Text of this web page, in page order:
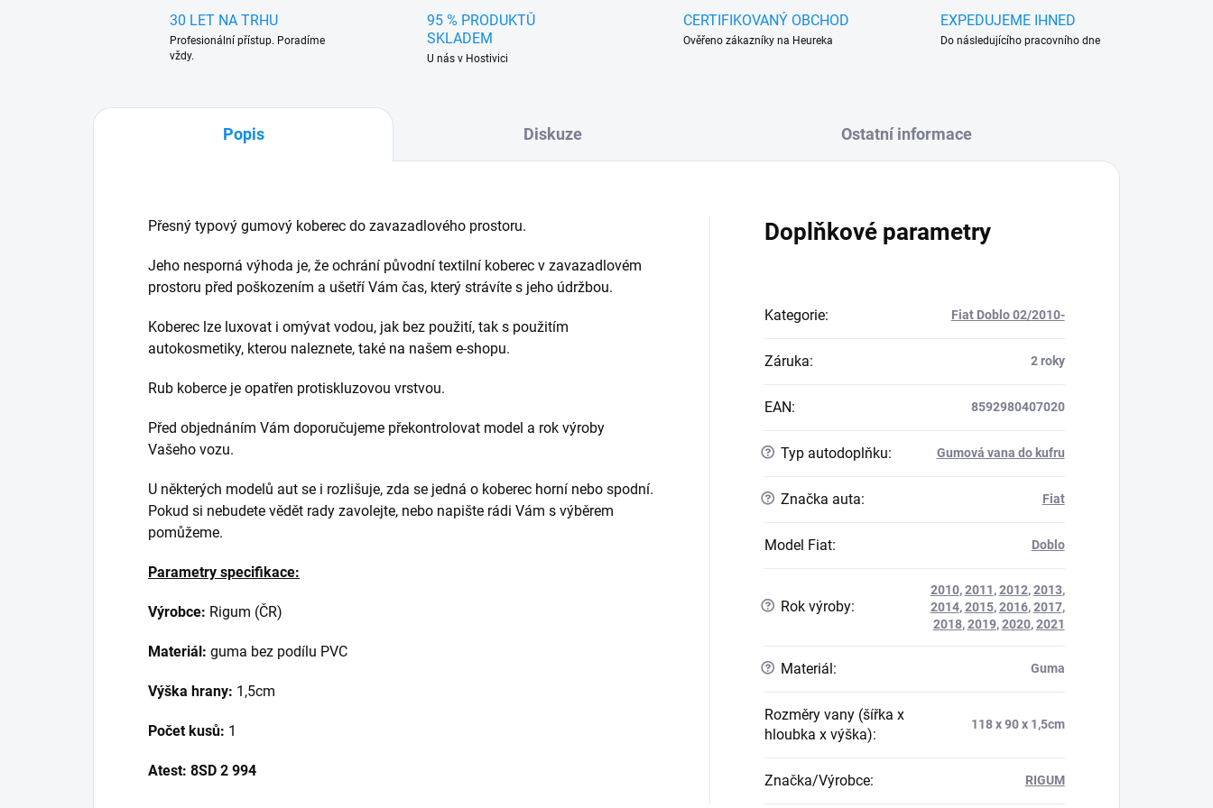
30 LET NA TRHU
Profesionální přístup. Poradíme
vždy.
95 % PRODUKTŮ
SKLADEM
U nás v Hostivici
CERTIFIKOVANÝ OBCHOD
Ověřeno zákazníky na Heureka
EXPEDUJEME IHNED
Do následujícího pracovního dne
Popis Diskuze Ostatní informace
Přesný typový gumový koberec do zavazadlového prostoru.
Jeho nesporná výhoda je, že ochrání původní textilní koberec v zavazadlovém
prostoru před poškozením a ušetří Vám čas, který strávíte s jeho údržbou.
Koberec lze luxovat i omývat vodou, jak bez použití, tak s použitím
autokosmetiky, kterou naleznete, také na našem e-shopu.
Rub koberce je opatřen protiskluzovou vrstvou.
Před objednáním Vám doporučujeme překontrolovat model a rok výroby
Vašeho vozu.
U některých modelů aut se i rozlišuje, zda se jedná o koberec horní nebo spodní.
Pokud si nebudete vědět rady zavolejte, nebo napište rádi Vám s výběrem
pomůžeme.
Parametry specifikace:
Výrobce: Rigum (ČR)
Materiál: guma bez podílu PVC
Výška hrany: 1,5cm
Počet kusů: 1
Atest: 8SD 2 994
Doplňkové parametry
Kategorie: Fiat Doblo 02/2010-
Záruka: 2 roky
EAN: 8592980407020
? Typ autodoplňku: Gumová vana do kufru
? Značka auta: Fiat
Model Fiat: Doblo
? Rok výroby:
2010,2011,2012,2013,
2014,2015,2016,2017,
2018,2019,2020,2021
? Materiál: Guma
Rozměry vany (šířka x
hloubka x výška):
118 x 90 x 1,5cm
Značka/Výrobce: RIGUM